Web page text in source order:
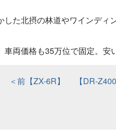
た北摂の林道やワインデ
両価格も35万位で固定。安
＜前【ZX-6R】 【DR-